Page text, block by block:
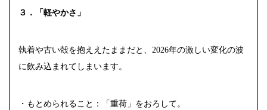
３．「軽やかさ」
執着や古い殻を抱ええたままだと、2026年の激しい変化の波
に飲み込まれてしまいます。
・もとめられること：「重荷」をおろして。